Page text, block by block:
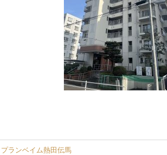
プランベイム熱田伝馬